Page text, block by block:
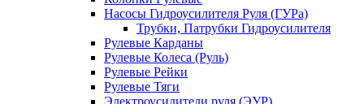
Насосы Гидроусилителя Руля (ГУРа)
Трубки, Патрубки Гидроусилителя
Рулевые Карданы
Рулевые Колеса (Руль)
Рулевые Рейки
Рулевые Тяги
Электроусилители руля (ЭУР)